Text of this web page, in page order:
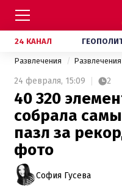
24 КАНАЛ
Развлечения
24 февраля, 15:09 2
40 320
собрала
пазл за
фото
София Гусева